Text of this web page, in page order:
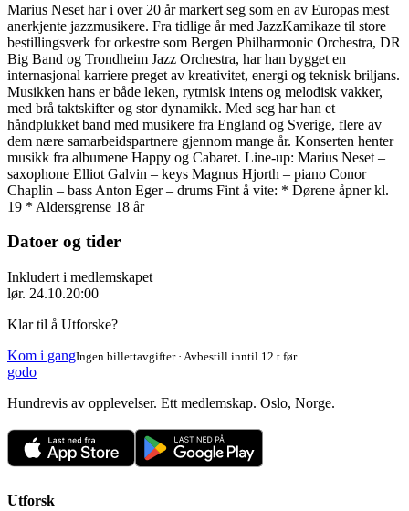
Marius Neset har i over 20 år markert seg som en av Europas mest
anerkjente jazzmusikere. Fra tidlige år med JazzKamikaze til store
bestillingsverk for orkestre som Bergen Philharmonic Orchestra, DR
Big Band og Trondheim Jazz Orchestra, har han bygget en
internasjonal karriere preget av kreativitet, energi og teknisk briljans.
Musikken hans er både leken, rytmisk intens og melodisk vakker,
med brå taktskifter og stor dynamikk. Med seg har han et
håndplukket band med musikere fra England og Sverige, flere av
dem nære samarbeidspartnere gjennom mange år. Konserten henter
musikk fra albumene Happy og Cabaret. Line-up: Marius Neset –
saxophone Elliot Galvin – keys Magnus Hjorth – piano Conor
Chaplin – bass Anton Eger – drums Fint å vite: * Dørene åpner kl.
19 * Aldersgrense 18 år
Datoer og tider
Inkludert i medlemskapet
lør. 24.10.20:00
Klar til å Utforske?
Kom i gangIngen billettavgifter · Avbestill inntil 12 t før
godo
Hundrevis av opplevelser. Ett medlemskap. Oslo, Norge.
Utforsk